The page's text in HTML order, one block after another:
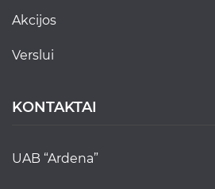
akcijos
verslui
KONTAKTAI
UAB “Ardena”